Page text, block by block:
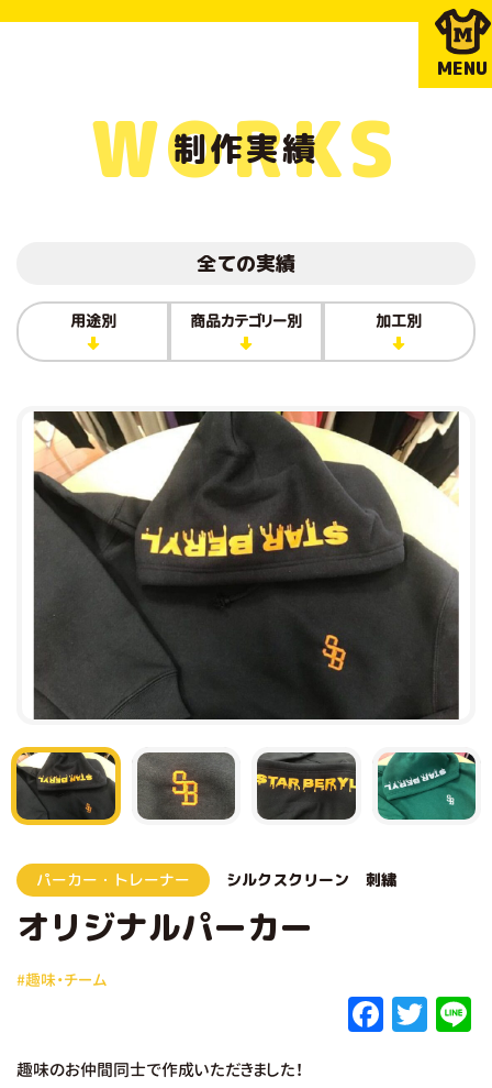
MENU
制作実績
WORKS
全ての実績
用途別 商品カテゴリー別 加工別
パーカー・トレーナー シルクスクリーン 刺繍
オリジナルパーカー
#趣味・チーム
F T
趣味のお仲間同士で作成いただきました！